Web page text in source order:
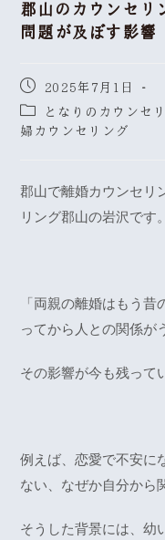
郡山のカウンセリ
問題が及ぼす影響
2025年7月1日
となりのカウンセ
婦カウンセリング
郡山で離婚カウンセリ
リング郡山の岩沢です。
「両親の離婚はもう
ってから人との関係が
その影響が今も残って
例えば、恋愛で不安に
ない、なぜか自分から
そうした背景には、幼